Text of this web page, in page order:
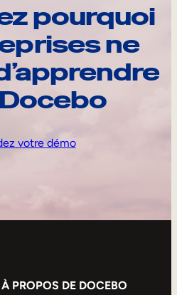
pourquoi
ne
votre démo
PROPOS DE DOCEBO